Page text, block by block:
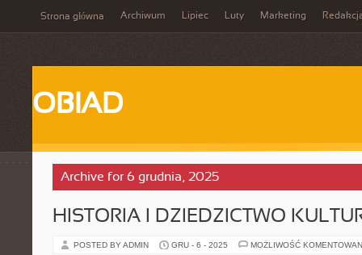
Strona główna Archiwum Lipiec Luty Marketing
OBIAD
Archive for 6 grudnia, 2025
HISTORIA I DZIEDZICTWO
POSTED BY ADMIN GRU - 6 - 2025 MOŻLIWOŚĆ